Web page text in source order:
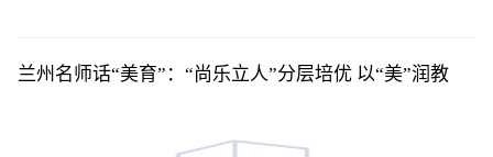
兰州名师话“美育”：“尚乐立人”分层培优 以“美”润教